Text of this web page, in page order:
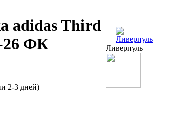
adidas Third
26 ФК
2-3 дней)
Ливерпуль